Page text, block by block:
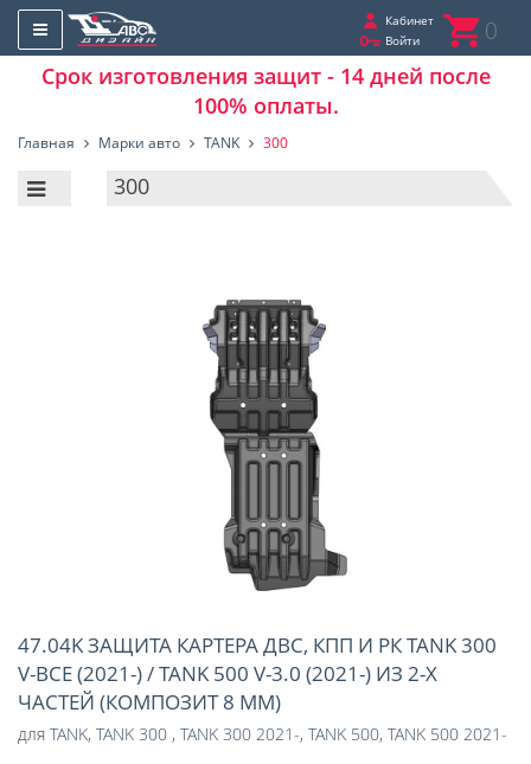
Кабинет
Войти
0
Срок изготовления защит - 14 дней после
100% оплаты.
Главная Марки авто TANK 300
300
47.04K ЗАЩИТА КАРТЕРА ДВС, КПП И РК TANK 300
V-ВСЕ (2021-) / TANK 500 V-3.0 (2021-) ИЗ 2-Х
ЧАСТЕЙ (КОМПОЗИТ 8 ММ)
для TANK, TANK 300 , TANK 300 2021-, TANK 500, TANK 500 2021-